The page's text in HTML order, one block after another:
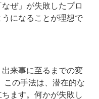
ぜ」が失敗したプロ
になることが理想で
来事に至るまでの変
この手法は、潜在的な
ます。何かが失敗し